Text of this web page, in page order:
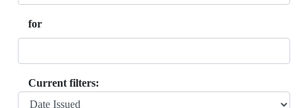
for
Current filters: